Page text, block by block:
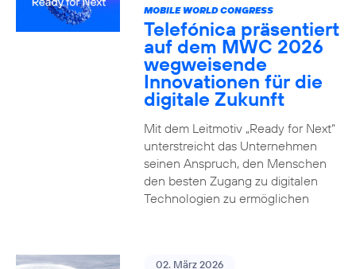
MOBILE WORLD CONGRESS
Telefónica präsentiert
auf dem MWC 2026
wegweisende
Innovationen für die
digitale Zukunft
Mit dem Leitmotiv „Ready for Next“
unterstreicht das Unternehmen
seinen Anspruch, den Menschen
den besten Zugang zu digitalen
Technologien zu ermöglichen
02. März 2026